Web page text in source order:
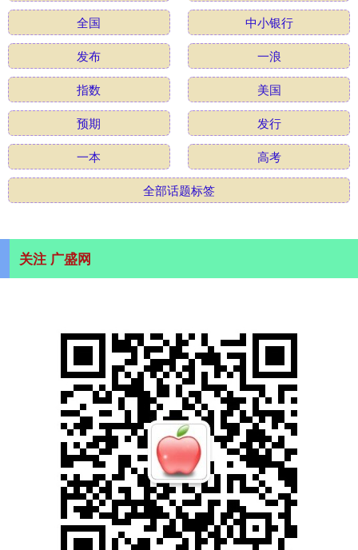
全国
中小银行
发布
一浪
指数
美国
预期
发行
一本
高考
全部话题标签
关注 广盛网